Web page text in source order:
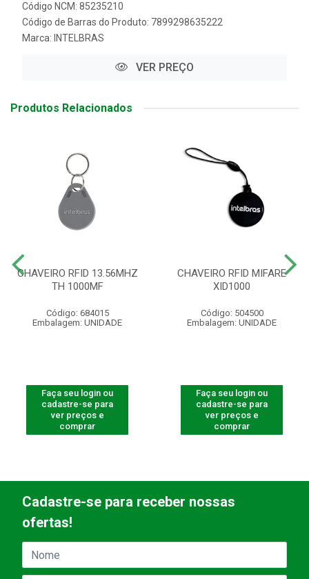
Código NCM: 85235210
Código de Barras do Produto: 7899298635222
Marca: INTELBRAS
VER PREÇO
Produtos Relacionados
CHAVEIRO RFID 13.56MHZ
TH 1000MF
Código: 684015
Embalagem: UNIDADE
Faça seu login ou
cadastre-se para
ver preços e
comprar
CHAVEIRO RFID MIFARE
XID1000
Código: 504500
Embalagem: UNIDADE
Faça seu login ou
cadastre-se para
ver preços e
comprar
Cadastre-se para receber nossas
ofertas!